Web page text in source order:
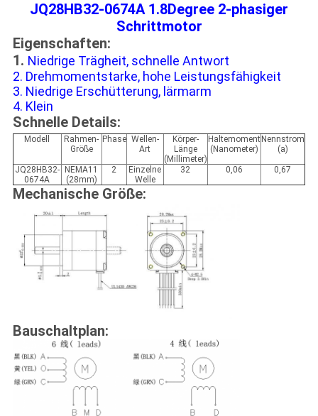
JQ28HB32-0674A 1.8Degree 2-phasiger
Schrittmotor
Eigenschaften:
1. Niedrige Trägheit, schnelle Antwort
2. Drehmomentstarke, hohe Leistungsfähigkeit
3. Niedrige Erschütterung, lärmarm
4. Klein
Schnelle Details:
Modell
Rahmen-
Größe
Phase Wellen-
Art
Körper-
Länge
(Millimeter)
Haltemoment
(Nanometer)
Nennstrom
(a)
JQ28HB32-
0674A
NEMA11
(28mm)
2
Einzelne
Welle
32 0,06 0,67
Mechanische Größe:
Bauschaltplan: